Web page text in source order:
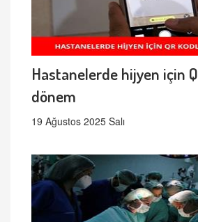
Hastanelerde hijyen için
dönem
19 Ağustos 2025 Salı